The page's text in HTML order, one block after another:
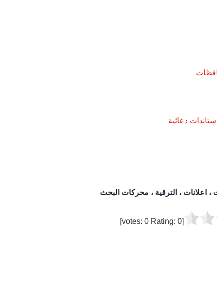
ستاندات دعائية
، اعلانات ، الترقية ، محركات البحث
[votes:
0Rating: 0
]